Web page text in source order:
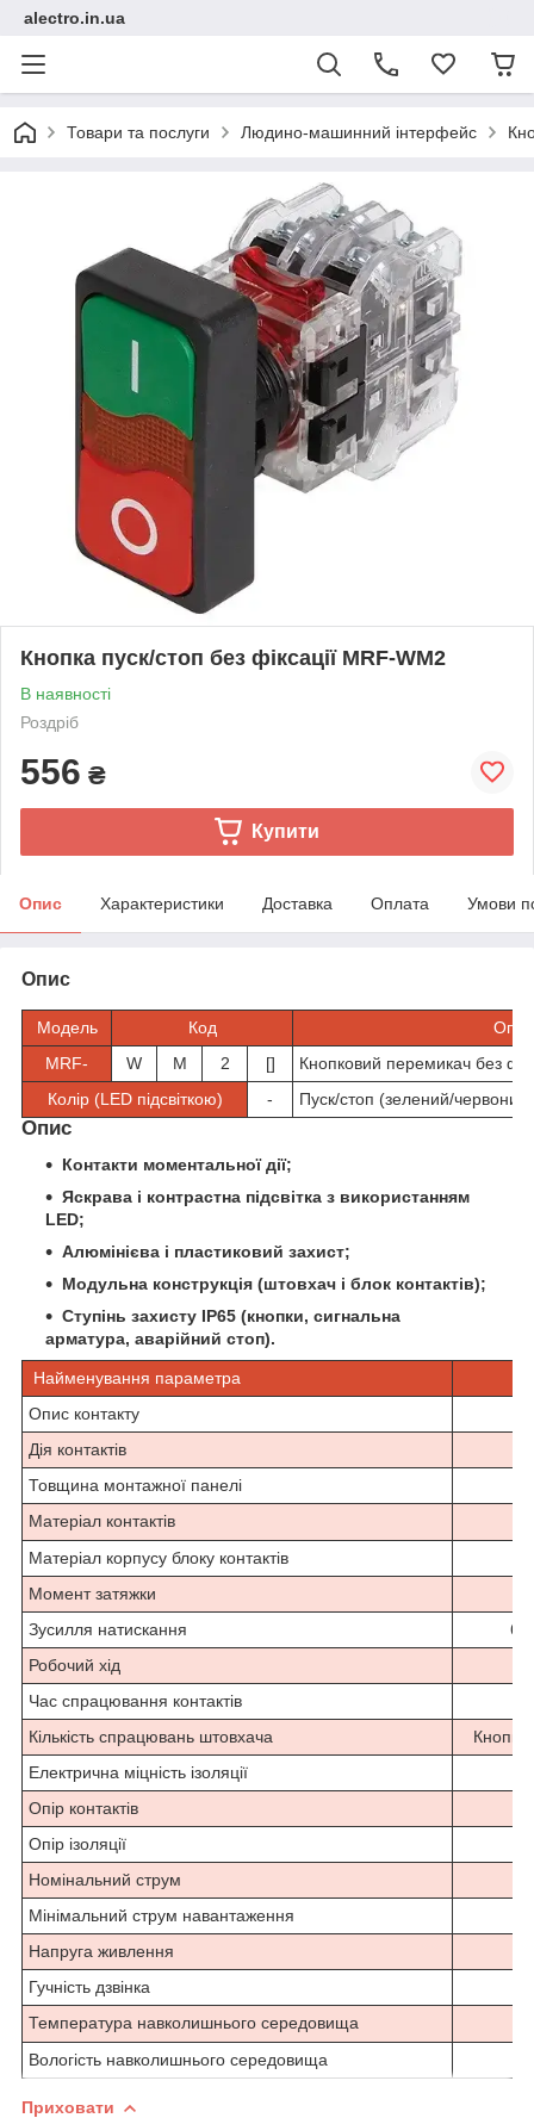
alectro.in.ua
Товари та послуги Людино-машинний інтерфейс
Кнопка пуск/стоп без фіксації MRF-WM2
В наявності
Роздріб
556 ₴
Купити
Опис Характеристики Доставка Оплата Умови
Опис
Модель Код
Опис
MRF- W M 2 []
Кнопковий перемикач без
Колір (LED підсвіткою)
- Пуск/стоп (зелений/червоний)
Опис
Контакти моментальної дії;
Яскрава і контрастна підсвітка з використанням
LED;
Алюмінієва і пластиковий захист;
Модульна конструкція (штовхач і блок контактів);
Ступінь захисту IP65 (кнопки, сигнальна
арматура, аварійний стоп).
Найменування параметра
Опис контакту
Дія контактів
Товщина монтажної панелі
Матеріал контактів
Матеріал корпусу блоку контактів
Момент затяжки
Зусилля натискання
Робочий хід
Час спрацювання контактів
Кількість спрацювань штовхача
Електрична міцність ізоляції
Опір контактів
Опір ізоляції
Номінальний струм
Мінімальний струм навантаження
Напруга живлення
Гучність дзвінка
Температура навколишнього середовища
Вологість навколишнього середовища
Приховати